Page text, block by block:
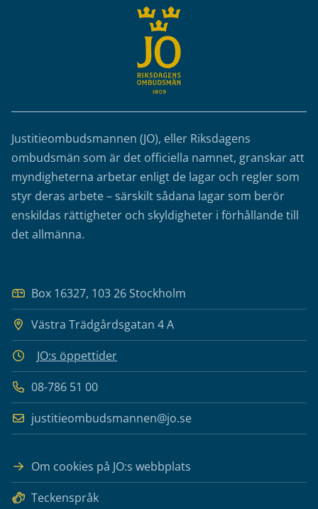
Justitieombudsmannen (JO), eller Riksdagens
ombudsmän som är det officiella namnet, granskar att
myndigheterna arbetar enligt de lagar och regler som
styr deras arbete – särskilt sådana lagar som berör
enskildas rättigheter och skyldigheter i förhållande till
det allmänna.
Box 16327, 103 26 Stockholm
Västra Trädgårdsgatan 4 A
JO:s öppettider
08-786 51 00
justitieombudsmannen@jo.se
Om cookies på JO:s webbplats
Teckenspråk